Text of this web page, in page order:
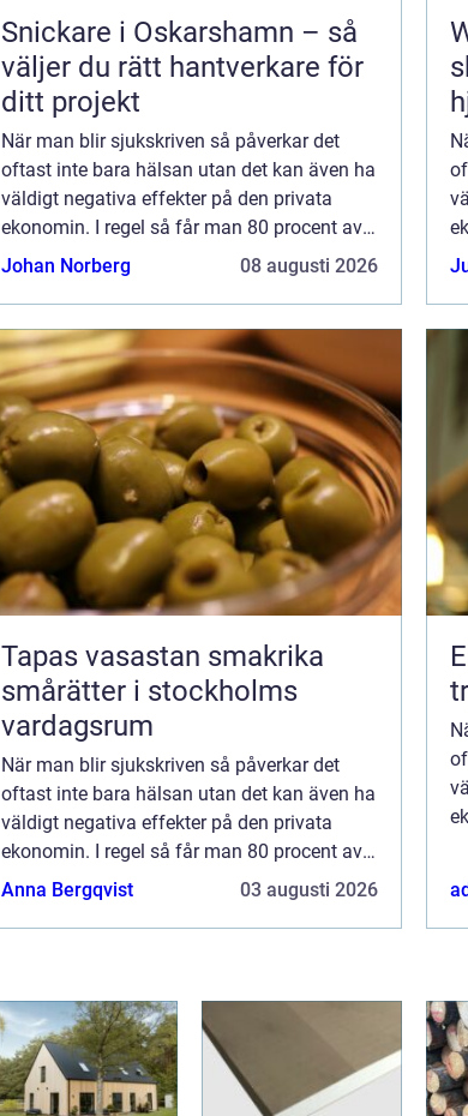
Snickare i Oskarshamn – så
väljer du rätt hantverkare för
ditt projekt
När man blir sjukskriven så påverkar det
oftast inte bara hälsan utan det kan även ha
väldigt negativa effekter på den privata
ekonomin. I regel så får man 80 procent av
sin lön när man inte kan arbeta på grund av
Johan Norberg 08 augusti 2026
Tapas vasastan smakrika
smårätter i stockholms
vardagsrum
När man blir sjukskriven så påverkar det
oftast inte bara hälsan utan det kan även ha
väldigt negativa effekter på den privata
ekonomin. I regel så får man 80 procent av
sin lön när man inte kan arbeta på grund av
Anna Bergqvist 03 augusti 2026